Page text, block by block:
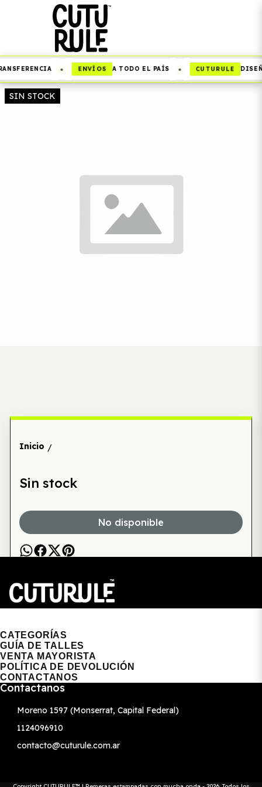
• ENVÍOS A TODO EL PAÍS • CUTURULE
SIN STOCK
Inicio /
Sin stock
No disponible
CATEGORÍAS
GUÍA DE TALLES
VENTA MAYORISTA
POLÍTICA DE DEVOLUCIÓN
CONTACTANOS
Contactanos
Moreno 1597 (Monserrat, Capital Federal)
1124096910
contacto@cuturule.com.ar